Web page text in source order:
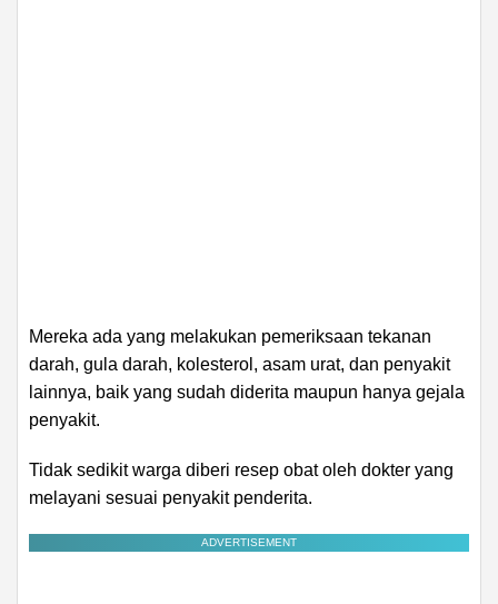
Mereka ada yang melakukan pemeriksaan tekanan
darah, gula darah, kolesterol, asam urat, dan penyakit
lainnya, baik yang sudah diderita maupun hanya gejala
penyakit.
Tidak sedikit warga diberi resep obat oleh dokter yang
melayani sesuai penyakit penderita.
ADVERTISEMENT